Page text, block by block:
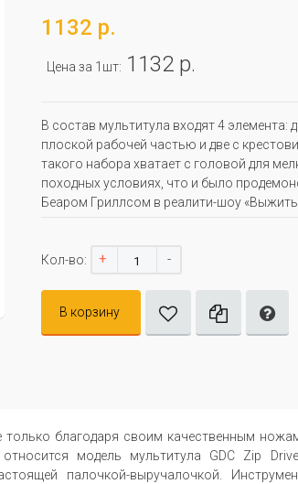
1132 р.
Цена за 1шт: 1132 р.
В состав мультитула входят 4 элемента:
плоской рабочей частью и две с
такого набора хватает с головой для
походных условиях, что и было
Беаром Гриллсом в реалити-шоу
Кол-во: + -
В корзину
только благодаря своим качественным
модель мультитула GDC Zip
палочкой-выручалочкой.